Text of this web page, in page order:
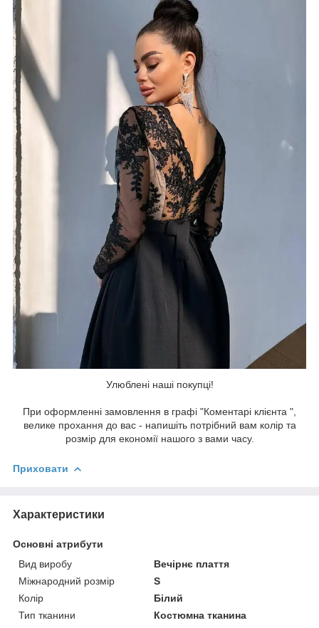
Улюблені наші покупці!
При оформленні замовлення в графі "Коментарі клієнта ",
велике прохання до вас - напишіть потрібний вам колір та
розмір для економії нашого з вами часу.
Приховати
Характеристики
Основні атрибути
Вид виробу
Вечірнє плаття
Міжнародний розмір
S
Колір
Білий
Тип тканини
Костюмна тканина